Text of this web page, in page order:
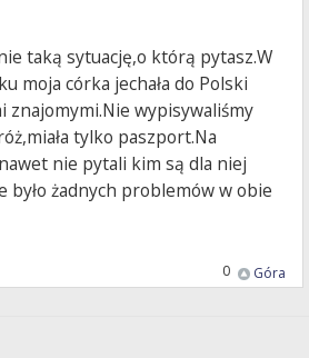
taką sytuację,o którą pytasz.W
moja córka jechała do Polski
znajomymi.Nie wypisywaliśmy
tylko paszport.Na
nie pytali kim są dla niej
było żadnych problemów w obie
Góra
0